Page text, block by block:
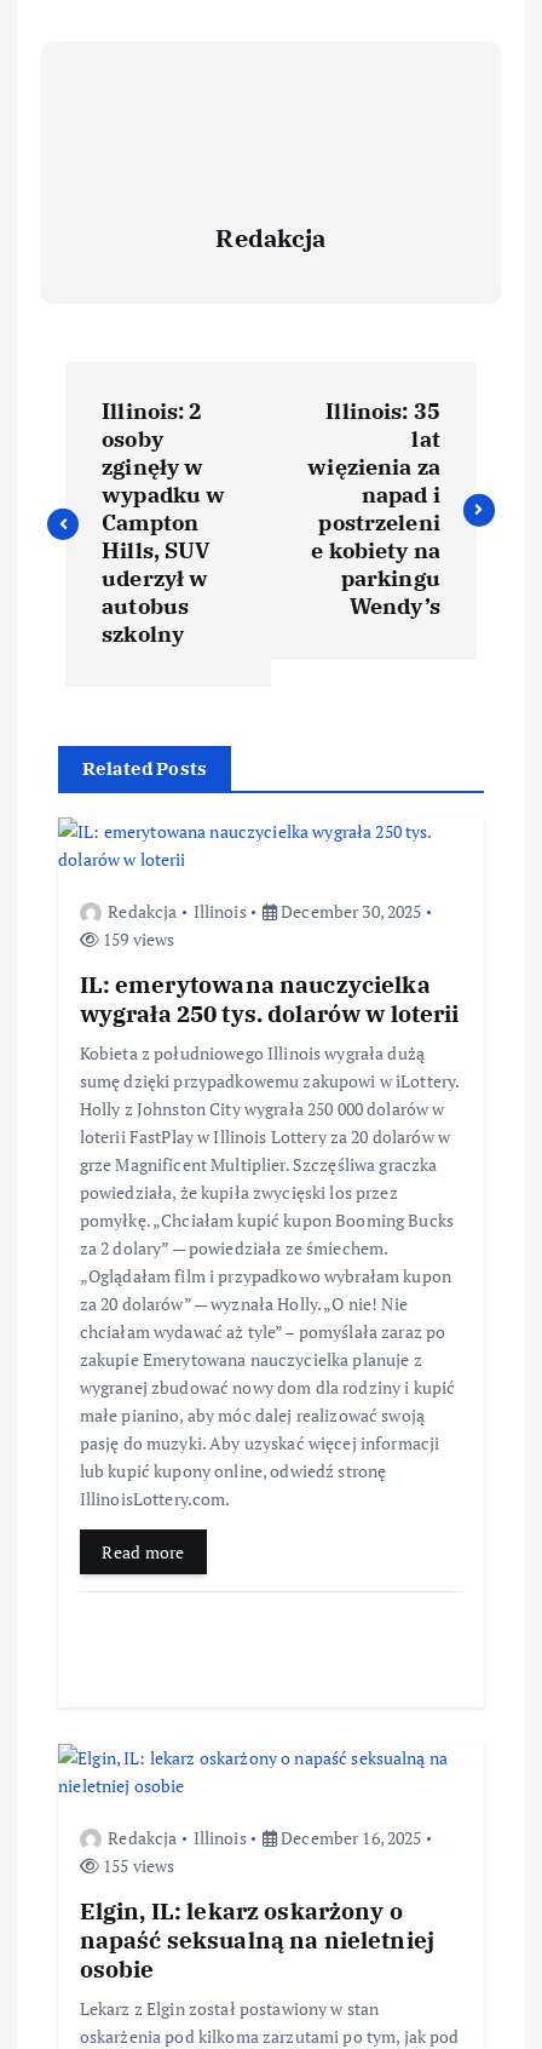
Redakcja
Illinois: 2
osoby
zginęły w
wypadku w
Campton
Hills, SUV
uderzył w
autobus
szkolny
Illinois: 35
lat
więzienia za
napad i
postrzeleni
e kobiety na
parkingu
Wendy’s
Related Posts
Redakcja Illinois
December 30, 2025
159 views
IL: emerytowana nauczycielka
wygrała 250 tys. dolarów w loterii
Kobieta z południowego Illinois wygrała dużą
sumę dzięki przypadkowemu zakupowi w iLottery.
Holly z Johnston City wygrała 250 000 dolarów w
loterii FastPlay w Illinois Lottery za 20 dolarów w
grze Magnificent Multiplier. Szczęśliwa graczka
powiedziała, że kupiła zwycięski los przez
pomyłkę. „Chciałam kupić kupon Booming Bucks
za 2 dolary” — powiedziała ze śmiechem.
„Oglądałam film i przypadkowo wybrałam kupon
za 20 dolarów” — wyznała Holly. „O nie! Nie
chciałam wydawać aż tyle” – pomyślała zaraz po
zakupie Emerytowana nauczycielka planuje z
wygranej zbudować nowy dom dla rodziny i kupić
małe pianino, aby móc dalej realizować swoją
pasję do muzyki. Aby uzyskać więcej informacji
lub kupić kupony online, odwiedź stronę
IllinoisLottery.com.
Read more
Redakcja Illinois
December 16, 2025
155 views
Elgin, IL: lekarz oskarżony o
napaść seksualną na nieletniej
osobie
Lekarz z Elgin został postawiony w stan
oskarżenia pod kilkoma zarzutami po tym, jak pod